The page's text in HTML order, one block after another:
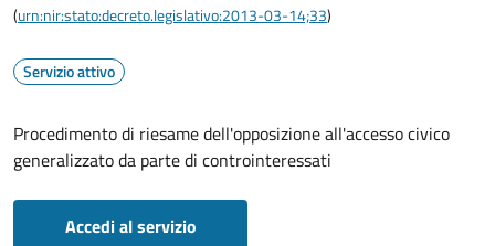
(urn:nir:stato:decreto.legislativo:2013-03-14;33)
Servizio attivo
Procedimento di riesame dell'opposizione all'accesso civico
generalizzato da parte di controinteressati
Accedi al servizio